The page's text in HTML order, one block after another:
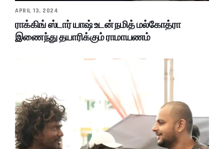
APRIL 13, 2024
ராக்கிங் ஸ்டார் யாஷ் உடன் நமித் மல்கோத்ரா
இணைந்து தயாரிக்கும் ராமாயணம்